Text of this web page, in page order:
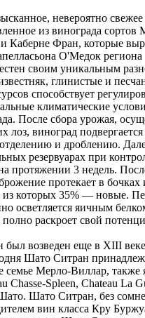
невероятно свежее
из винограда сортов
Каберне Фран, которые
О'Медок региона
своим уникальным
глинистые и
способствует
климатические
После сбора урожая,
лоз, виноград
и дроблению.
резервуарах при
протяжении 3 недель.
протекает в бочках
из которых 35% — новые.
осветляется яичным
полно раскроет свой
возведен еще в XIII
Шато Ситран
семье Мерло-Виллар, также
Chasse-Spleen, Chateau La
Шато Ситран, без
вин класса Кру